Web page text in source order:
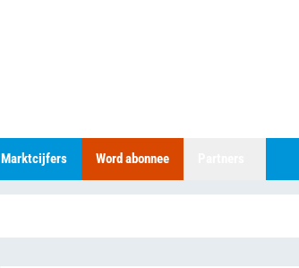
Marktcijfers Word abonnee